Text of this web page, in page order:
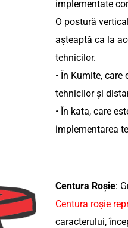
implementate
O postură
așteaptă ca la
tehnicilor.
• În Kumite,
tehnicilor și
• În kata, care
implementarea
Centura Roșie:
Centura roşie
caracterului,